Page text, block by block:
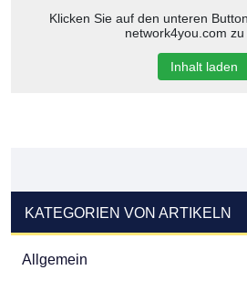
Klicken Sie auf den unteren
network4you.com zu
Inhalt laden
KATEGORIEN VON ARTIKELN
Allgemein